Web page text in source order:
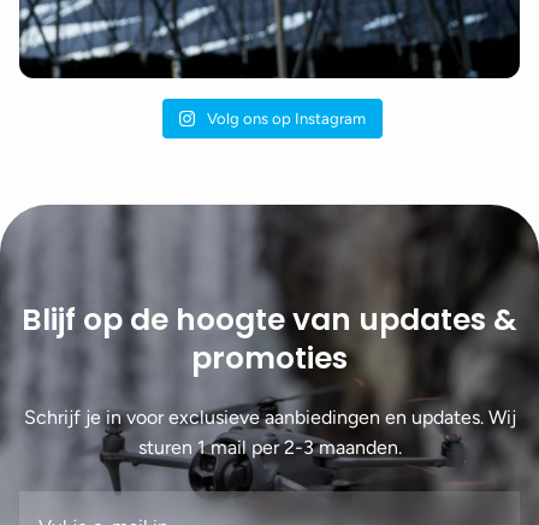
Volg ons op Instagram
Blijf op de hoogte van updates &
promoties
Schrijf je in voor exclusieve aanbiedingen en updates. Wij
sturen 1 mail per 2-3 maanden.